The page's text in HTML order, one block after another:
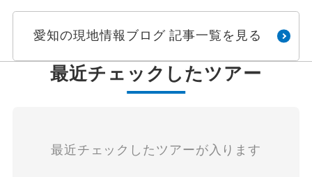
愛知の現地情報ブログ 記事一覧を見る
最近チェックしたツアー
最近チェックしたツアーが入ります